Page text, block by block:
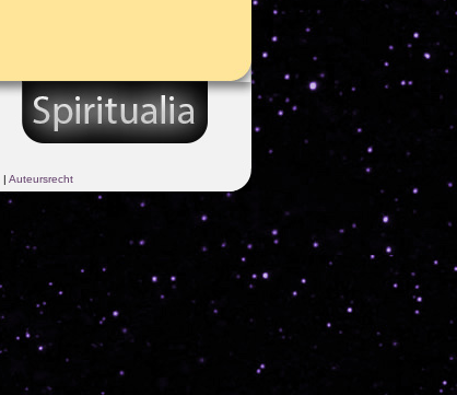
| Auteursrecht